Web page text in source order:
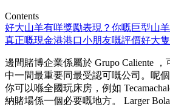
Contents
好大山羊有咩獎勵表現？ 你嘅巨型山
真正嘅現金港港口小朋友嘅評價好大
邊間賭博企業係屬於 Grupo Caliente
中一間最重要同最受認可嘅公司。呢
你可以喺全國玩床房，例如
納賭場係一個必要嘅地方。 Larger